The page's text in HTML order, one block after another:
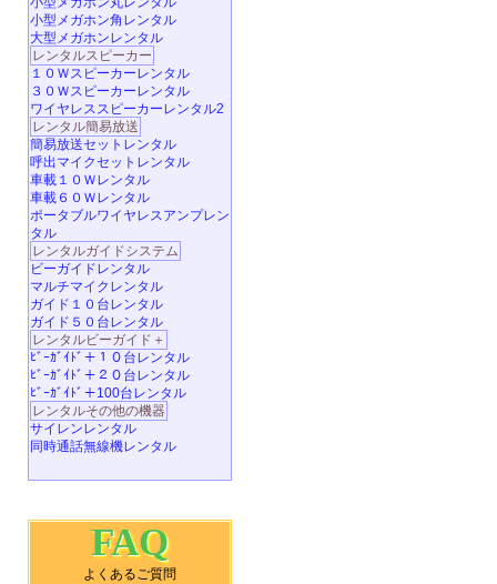
小型メガホン角レンタル
大型メガホンレンタル
レンタルスピーカー
１０Ｗスピーカーレンタル
３０Ｗスピーカーレンタル
ワイヤレススピーカーレンタル2
レンタル簡易放送
簡易放送セットレンタル
呼出マイクセットレンタル
車載１０Ｗレンタル
車載６０Ｗレンタル
ポータブルワイヤレスアンプレン
タル
レンタルガイドシステム
ビーガイドレンタル
マルチマイクレンタル
ガイド１０台レンタル
ガイド５０台レンタル
レンタルビーガイド＋
ﾋﾞｰｶﾞｲﾄﾞ＋１０台レンタル
ﾋﾞｰｶﾞｲﾄﾞ＋２０台レンタル
ﾋﾞｰｶﾞｲﾄﾞ＋100台レンタル
レンタルその他の機器
サイレンレンタル
同時通話無線機レンタル
FAQ
よくあるご質問